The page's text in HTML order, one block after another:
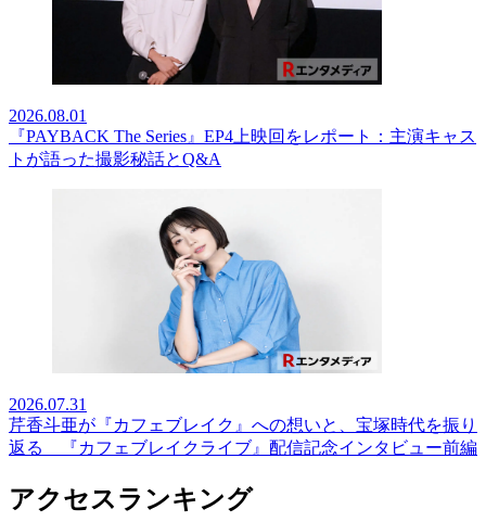
2026.08.01
『PAYBACK The Series』EP4上映回をレポート：主演キャス
トが語った撮影秘話とQ&A
2026.07.31
芹香斗亜が『カフェブレイク』への想いと、宝塚時代を振り
返る 『カフェブレイクライブ』配信記念インタビュー前編
アクセスランキング